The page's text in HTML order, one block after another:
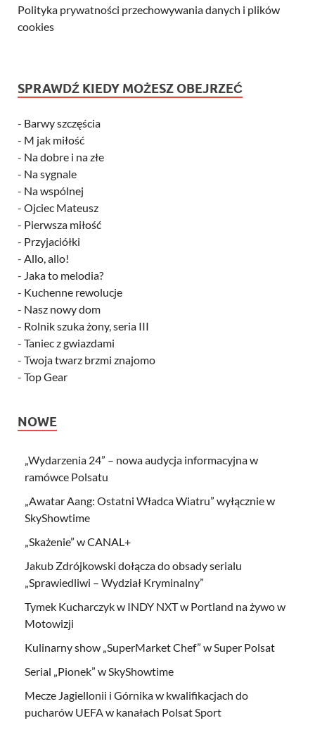
Polityka prywatności przechowywania danych i plików
cookies
SPRAWDŹ KIEDY MOŻESZ OBEJRZEĆ
- Barwy szczęścia
- M jak miłość
- Na dobre i na złe
- Na sygnale
- Na wspólnej
- Ojciec Mateusz
- Pierwsza miłość
- Przyjaciółki
- Allo, allo!
- Jaka to melodia?
- Kuchenne rewolucje
- Nasz nowy dom
- Rolnik szuka żony, seria III
- Taniec z gwiazdami
- Twoja twarz brzmi znajomo
- Top Gear
NOWE
„Wydarzenia 24” – nowa audycja informacyjna w
ramówce Polsatu
„Awatar Aang: Ostatni Władca Wiatru” wyłącznie w
SkyShowtime
„Skażenie” w CANAL+
Jakub Zdrójkowski dołącza do obsady serialu
„Sprawiedliwi – Wydział Kryminalny”
Tymek Kucharczyk w INDY NXT w Portland na żywo w
Motowizji
Kulinarny show „SuperMarket Chef” w Super Polsat
Serial „Pionek” w SkyShowtime
Mecze Jagiellonii i Górnika w kwalifikacjach do
pucharów UEFA w kanałach Polsat Sport